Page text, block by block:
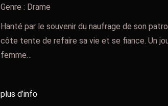
Genre : Drame
Hanté par le souvenir du naufrage de son
côte tente de refaire sa vie et se fiance. Un
femme…
plus d’info